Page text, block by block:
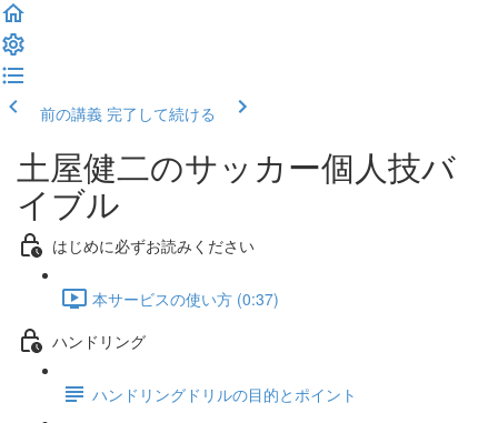
前の講義 完了して続ける
土屋健二のサッカー個人技バ
イブル
はじめに必ずお読みください
本サービスの使い方 (0:37)
ハンドリング
ハンドリングドリルの目的とポイント